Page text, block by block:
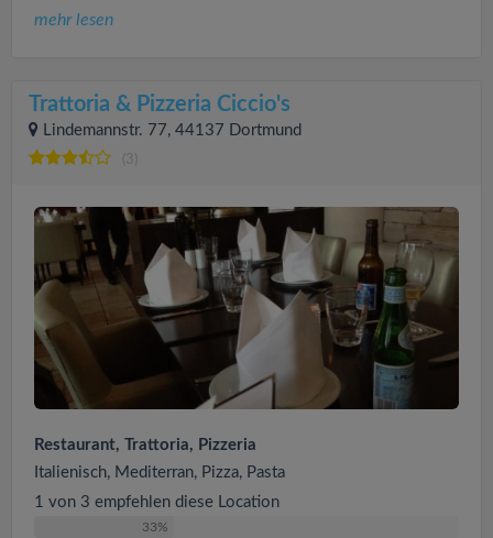
mehr lesen
Trattoria & Pizzeria Ciccio's
Lindemannstr. 77, 44137 Dortmund
(3)
Restaurant, Trattoria, Pizzeria
Italienisch, Mediterran, Pizza, Pasta
1 von 3 empfehlen diese Location
33%